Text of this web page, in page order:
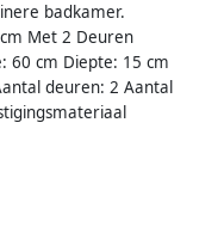
badkamer.
Met 2 Deuren
60 cm Diepte: 15 cm
deuren: 2 Aantal